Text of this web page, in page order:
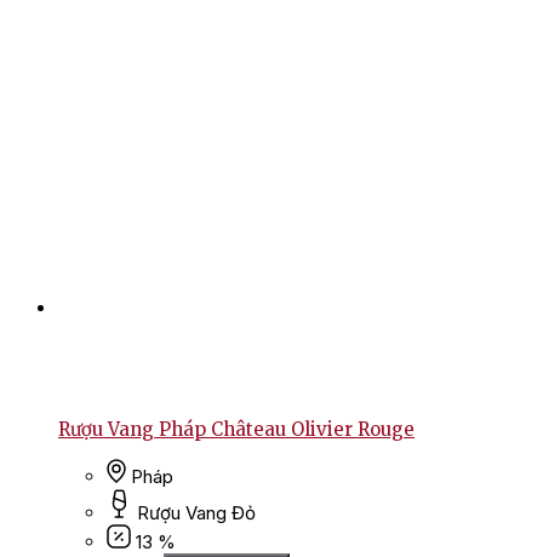
Rượu Vang Pháp Château Olivier Rouge
Pháp
Rượu Vang Đỏ
13 %